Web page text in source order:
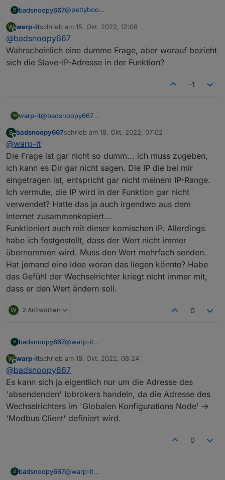
V3, ohne die geht's nicht:
https://forum.iobroker.net/assets/uploads/files/
1624831109365-solar-inverter-modbus-
interface-definitions-v3.0.pdf
B badsnoopy667@pettyboo
schreiben! Ich kann jetzt die maximale
Entladeleistung der Batterie auf 0 setzen wenn
das eAuto lädt.
Ich hab es mit node-red gemacht. Hier der
Flow für das eine Register:
flows.json
Den Wert den man einstellen will, z.B. 400 Watt
schreibt man in den SET Datenpunkt (vorher
anlegen!). Das Hauptproblem ist, dass der Wert
Also muss er aufgeteilt werden. Das macht der
kaputt machen, falsche Werte nimmt der WR
Hier nochmal die Modbus Interface Definitions
https://forum.iobroker.net/assets/uploads/files/
1624831109365-solar-inverter-modbus-
interface-definitions-v3.0.pdf
Viel Erfolg!
W
Offline
warp-itschrieb am 15. Okt. 2022, 12:08
zuletzt editiert von
@badsnoopy667
Wahrscheinlich eine dumme Frage, aber worauf bezieht
sich die Slave-IP-Adresse in der Funktion?
-1
W warp-it@badsnoopy667
bezieht sich die Slave-IP-Adresse in der Funktion?
B badsnoopy667schrieb am 18. Okt. 2022, 07:02
zuletzt editiert von
@warp-it
Die Frage ist gar nicht so dumm... ich muss zugeben,
ich kann es Dir gar nicht sagen. Die IP die bei mir
eingetragen ist, entspricht gar nicht meinem IP-Range.
Ich vermute, die IP wird in der Funktion gar nicht
verwendet? Hatte das ja auch irgendwo aus dem
Internet zusammenkopiert...
Funktioniert auch mit dieser komischen IP. Allerdings
habe ich festgestellt, dass der Wert nicht immer
übernommen wird. Muss den Wert mehrfach senden.
Hat jemand eine Idee woran das liegen könnte? Habe
das Gefühl der Wechselrichter kriegt nicht immer mit,
dass er den Wert ändern soll.
W 2 Antworten 0
B badsnoopy667@warp-it
zugeben, ich kann es Dir gar nicht sagen. Die IP
die bei mir eingetragen ist, entspricht gar nicht
meinem IP-Range. Ich vermute, die IP wird in
der Funktion gar nicht verwendet? Hatte das ja
auch irgendwo aus dem Internet
zusammenkopiert...
Funktioniert auch mit dieser komischen IP.
nicht immer übernommen wird. Muss den Wert
den Wert ändern soll.
W
Offline
warp-itschrieb am 18. Okt. 2022, 08:24
zuletzt editiert von
@badsnoopy667
Es kann sich ja eigentlich nur um die Adresse des
'absendenden' Iobrokers handeln, da die Adresse des
Wechselrichters im 'Globalen Konfigurations Node' ->
'Modbus Client' definiert wird.
0
B badsnoopy667@warp-it